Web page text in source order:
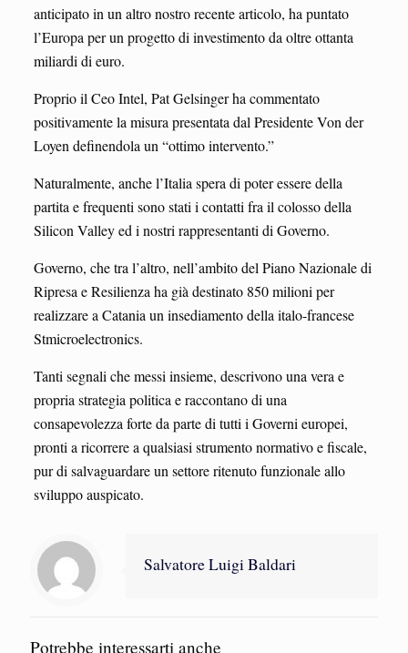
anticipato in un altro nostro recente articolo, ha puntato
l’Europa per un progetto di investimento da oltre ottanta
miliardi di euro.
Proprio il Ceo Intel, Pat Gelsinger ha commentato
positivamente la misura presentata dal Presidente Von der
Loyen definendola un “ottimo intervento.”
Naturalmente, anche l’Italia spera di poter essere della
partita e frequenti sono stati i contatti fra il colosso della
Silicon Valley ed i nostri rappresentanti di Governo.
Governo, che tra l’altro, nell’ambito del Piano Nazionale di
Ripresa e Resilienza ha già destinato 850 milioni per
realizzare a Catania un insediamento della italo-francese
Stmicroelectronics.
Tanti segnali che messi insieme, descrivono una vera e
propria strategia politica e raccontano di una
consapevolezza forte da parte di tutti i Governi europei,
pronti a ricorrere a qualsiasi strumento normativo e fiscale,
pur di salvaguardare un settore ritenuto funzionale allo
sviluppo auspicato.
Salvatore Luigi Baldari
Potrebbe interessarti anche